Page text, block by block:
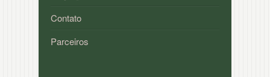
Contato
Parceiros